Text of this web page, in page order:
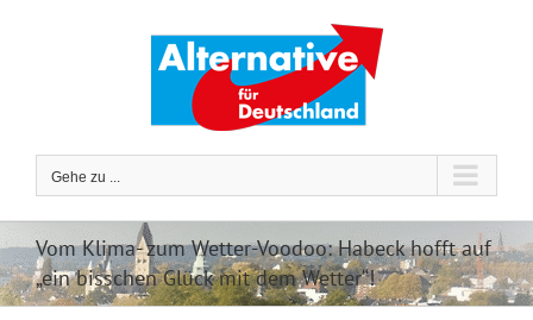
Gehe zu ...
Vom Klima- zum Wetter-Voodoo: Habeck hofft auf
„ein bisschen Glück mit dem Wetter“!